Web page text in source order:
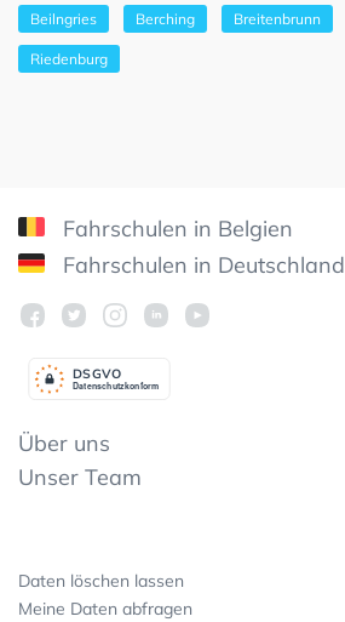
Beilngries Berching Breitenbrunn
Riedenburg
Fahrschulen in Belgien
Fahrschulen in Deutschland
Datenschutzkonform
DSGVO
Über uns
Unser Team
Daten löschen lassen
Meine Daten abfragen